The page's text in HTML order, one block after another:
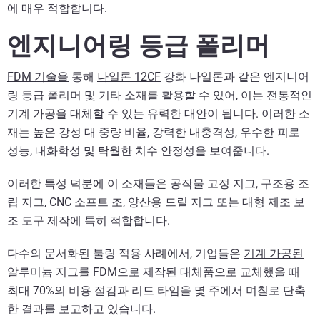
에 매우 적합합니다.
엔지니어링 등급 폴리머
FDM 기술을 통해 나일론 12CF 강화 나일론과 같은 엔지니어
링 등급 폴리머 및 기타 소재를 활용할 수 있어, 이는 전통적인
기계 가공을 대체할 수 있는 유력한 대안이 됩니다. 이러한 소
재는 높은 강성 대 중량 비율, 강력한 내충격성, 우수한 피로
성능, 내화학성 및 탁월한 치수 안정성을 보여줍니다.
이러한 특성 덕분에 이 소재들은 공작물 고정 지그, 구조용 조
립 지그, CNC 소프트 조, 양산용 드릴 지그 또는 대형 제조 보
조 도구 제작에 특히 적합합니다.
다수의 문서화된 툴링 적용 사례에서, 기업들은 기계 가공된
알루미늄 지그를 FDM으로 제작된 대체품으로 교체했을 때
최대 70%의 비용 절감과 리드 타임을 몇 주에서 며칠로 단축
한 결과를 보고하고 있습니다.